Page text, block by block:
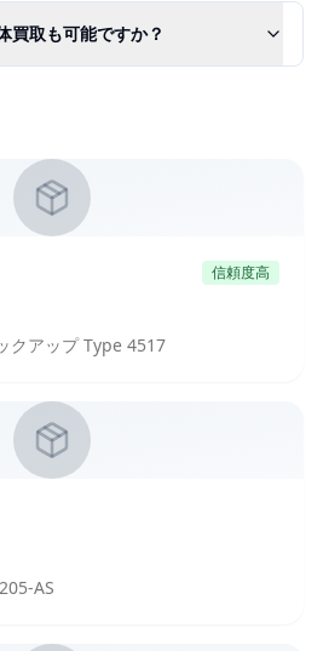
買取も可能ですか？
信頼度高
クアップ Type 4517
AS